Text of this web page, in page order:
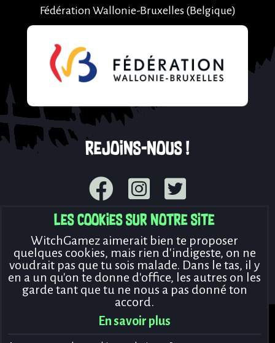
Fédération Wallonie-Bruxelles (Belgique)
Rejoins-nous !
© Copyright WitchGamez 2026
Mentions légales
Politique de cookies
Déclaration de vie privée
Conditions générales d’utilisation
Nous contacter
Les cookies sur notre site
WitchGamez aimerait bien te proposer
quelques cookies, mais rien d'indigeste, on ne
voudrait pas que tu sois malade. Dans le tas, il y
en a un qu'on te donne d'office, les autres on les
garde tant que tu ne nous a pas donné ton
accord.
En savoir plus